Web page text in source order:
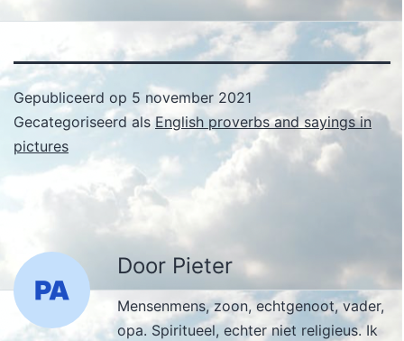
Gepubliceerd op 5 november 2021
Gecategoriseerd als English proverbs and sayings in
pictures
Door Pieter
Mensenmens, zoon, echtgenoot, vader,
opa. Spiritueel, echter niet religieus. Ik